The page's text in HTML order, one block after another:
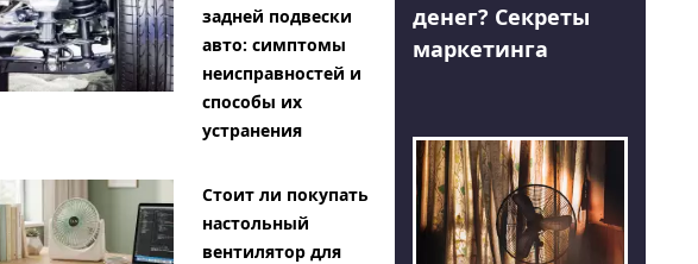
задней подвески
авто: симптомы
неисправностей и
способы их
устранения
Стоит ли покупать
настольный
вентилятор для
денег? Секреты
маркетинга